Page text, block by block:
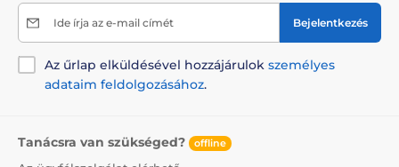
Ide írja az e-mail címét Bejelentkezés
Az űrlap elküldésével hozzájárulok személyes
adataim feldolgozásához.
Tanácsra van szükséged? offline